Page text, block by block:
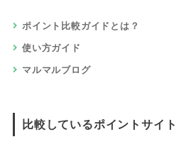
ポイント比較ガイドとは？
使い方ガイド
マルマルブログ
比較しているポイントサイト